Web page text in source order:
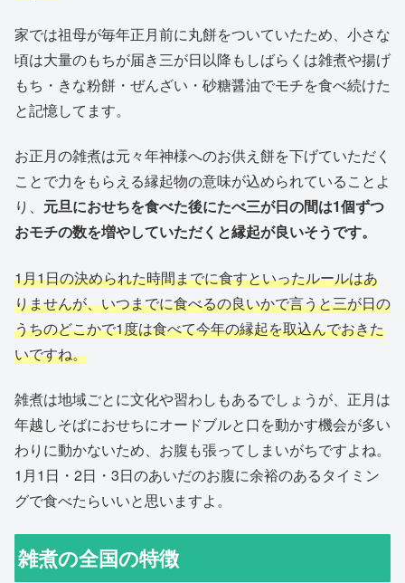
家では祖母が毎年正月前に丸餅をついていたため、小さな
頃は大量のもちが届き三が日以降もしばらくは雑煮や揚げ
もち・きな粉餅・ぜんざい・砂糖醤油でモチを食べ続けた
と記憶してます。
お正月の雑煮は元々年神様へのお供え餅を下げていただく
ことで力をもらえる縁起物の意味が込められていることよ
り、 元旦におせちを食べた後にたべ三が日の間は1個ずつ
おモチの数を増やしていただくと縁起が良いそうです。
1月1日の決められた時間までに食すといったルールはあ
りませんが、いつまでに食べるの良いかで言うと三が日の
うちのどこかで1度は食べて今年の縁起を取込んでおきた
いですね。
雑煮は地域ごとに文化や習わしもあるでしょうが、正月は
年越しそばにおせちにオードブルと口を動かす機会が多い
わりに動かないため、お腹も張ってしまいがちですよね。
1月1日・2日・3日のあいだのお腹に余裕のあるタイミン
グで食べたらいいと思いますよ。
雑煮の全国の特徴